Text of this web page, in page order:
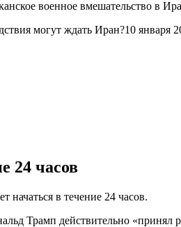
могут ждать Иран?10 января
24 часов
в течение 24 часов.
Трамп действительно «принял